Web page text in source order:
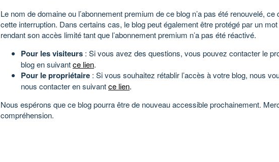
Le nom de domaine ou l’abonnement premium de ce blog n’a pas été renouvelé, ce
cette interruption. Dans certains cas, le blog peut également être protégé par un
rendant son accès limité tant que l’abonnement premium n’a pas été réactivé.
Pour les visiteurs : Si vous avez des questions, vous pouvez contacter le
blog en suivantce lien.
Pour le propriétaire : Si vous souhaitez rétablir l’accès à votre blog, nous
nous contacter en suivantce lien.
Nous espérons que ce blog pourra être de nouveau accessible prochainement.
compréhension.